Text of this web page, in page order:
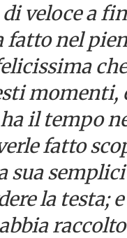
veloce a
fatto nel
momenti,
il tempo
fatto
sua
la testa;